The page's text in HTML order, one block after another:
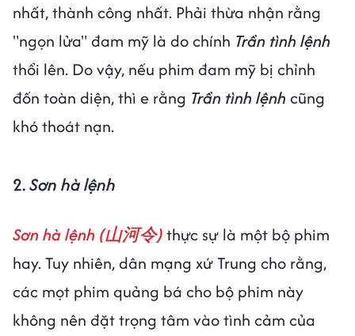
nhất, thành công nhất. Phải thừa nhận rằng
"ngọn lửa" đam mỹ là do chính Trần tình lệnh
thổi lên. Do vậy, nếu phim đam mỹ bị chỉnh
đốn toàn diện, thì e rằng Trần tình lệnh cũng
khó thoát nạn.
2.Sơn hà lệnh
Sơn hà lệnh (山河令)thực sự là một bộ phim
hay. Tuy nhiên, dân mạng xứ Trung cho rằng,
các mọt phim quảng bá cho bộ phim này
không nên đặt trọng tâm vào tình cảm của